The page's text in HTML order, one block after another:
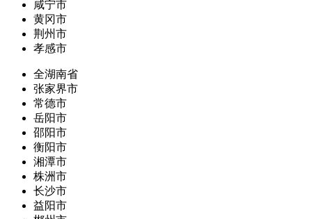
咸宁市
黄冈市
荆州市
孝感市
全湖南省
张家界市
常德市
岳阳市
邵阳市
衡阳市
湘潭市
株洲市
长沙市
益阳市